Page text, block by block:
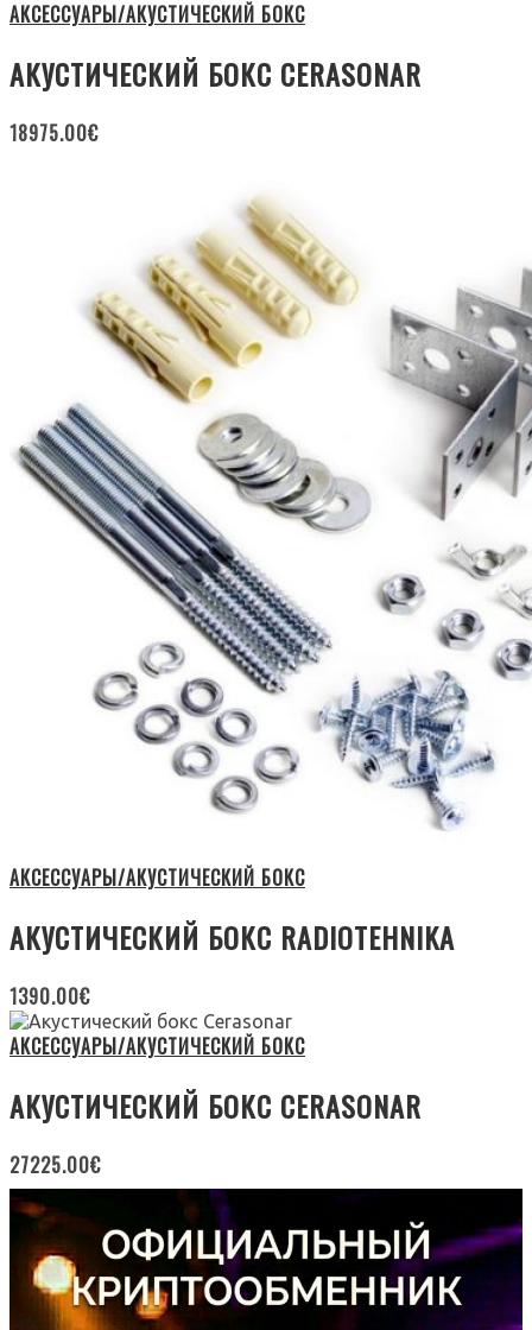
АКСЕССУАРЫ/АКУСТИЧЕСКИЙ БОКС
АКУСТИЧЕСКИЙ БОКС CERASONAR
18975.00€
АКСЕССУАРЫ/АКУСТИЧЕСКИЙ БОКС
АКУСТИЧЕСКИЙ БОКС RADIOTEHNIKA
1390.00€
АКСЕССУАРЫ/АКУСТИЧЕСКИЙ БОКС
АКУСТИЧЕСКИЙ БОКС CERASONAR
27225.00€